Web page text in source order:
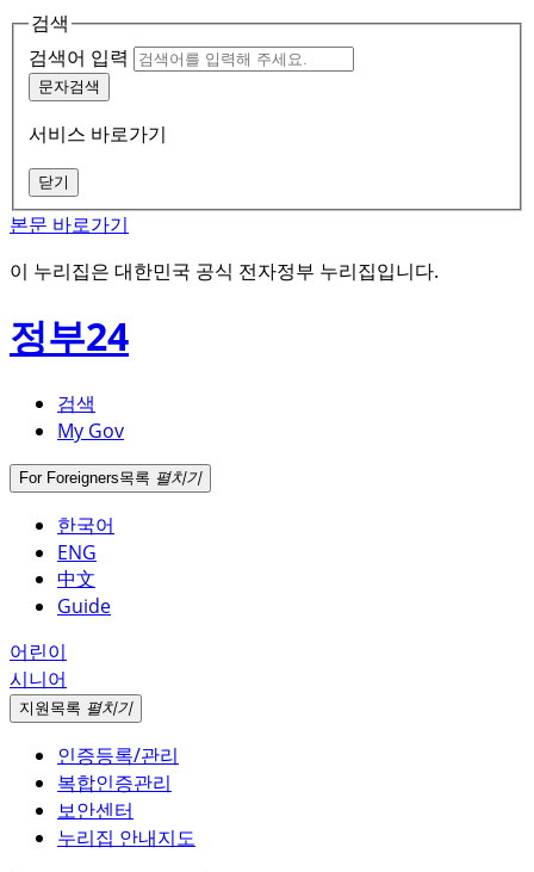
검색
검색어 입력
문자검색
서비스 바로가기
닫기
본문 바로가기
이 누리집은 대한민국 공식 전자정부 누리집입니다.
정부24
검색
My Gov
For Foreigners목록 펼치기
한국어
ENG
中文
Guide
어린이
시니어
지원 목록 펼치기
인증등록/관리
복합인증관리
보안센터
누리집 안내지도